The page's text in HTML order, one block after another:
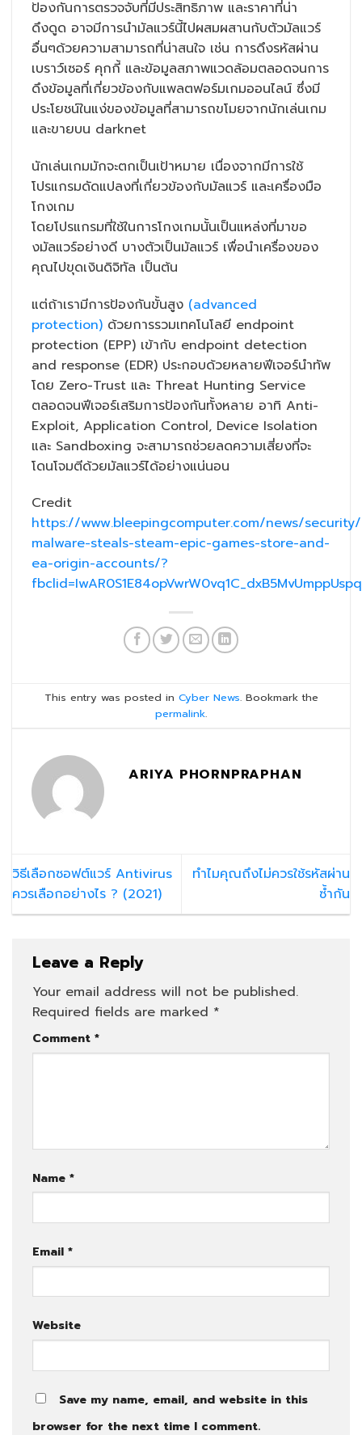
ป้องกันการตรวจจับที่มีประสิทธิภาพ และราคาที่น่า
ดึงดูด อาจมีการนำมัลแวร์นี้ไปผสมผสานกับตัวมัลแวร์
อื่นๆด้วยความสามารถที่น่าสนใจ เช่น การดึงรหัสผ่าน
เบราว์เซอร์ คุกกี้ และข้อมูลสภาพแวดล้อมตลอดจนการ
ดึงข้อมูลที่เกี่ยวข้องกับแพลตฟอร์มเกมออนไลน์ ซึ่งมี
ประโยชน์ในแง่ของข้อมูลที่สามารถขโมยจากนักเล่นเกม
และขายบน darknet
นักเล่นเกมมักจะตกเป็นเป้าหมาย เนื่องจากมีการใช้
โปรแกรมดัดแปลงที่เกี่ยวข้องกับมัลแวร์ และเครื่องมือ
โกงเกม
โดยโปรแกรมที่ใช้ในการโกงเกมนั้นเป็นแหล่งที่มาขอ
งมัลแวร์อย่างดี บางตัวเป็นมัลแวร์ เพื่อนำเครื่องของ
คุณไปขุดเงินดิจิทัล เป็นต้น
แต่ถ้าเรามีการป้องกันขั้นสูง (advanced
protection) ด้วยการรวมเทคโนโลยี endpoint
protection (EPP) เข้ากับ endpoint detection
and response (EDR) ประกอบด้วยหลายฟีเจอร์นำทัพ
โดย Zero-Trust และ Threat Hunting Service
ตลอดจนฟีเจอร์เสริมการป้องกันทั้งหลาย อาทิ Anti-
Exploit, Application Control, Device Isolation
และ Sandboxing จะสามารถช่วยลดความเสี่ยงที่จะ
โดนโจมตีด้วยมัลแวร์ได้อย่างแน่นอน
Credit
https://www.bleepingcomputer.com/news/
malware-steals-steam-epic-games-store-and-
ea-origin-accounts/?
This entry was posted in Cyber News. Bookmark the
permalink.
ARIYA PHORNPRAPHAN
วิธีเลือกซอฟต์แวร์ Antivirus
ควรเลือกอย่างไร ? (2021)
ทำไมคุณถึงไม่ควรใช้รหัสผ่าน
ซ้ำกัน
Leave a Reply
Your email address will not be published.
Required fields are marked *
Comment *
Name *
Email *
Website
Save my name, email, and website in this
browser for the next time I comment.